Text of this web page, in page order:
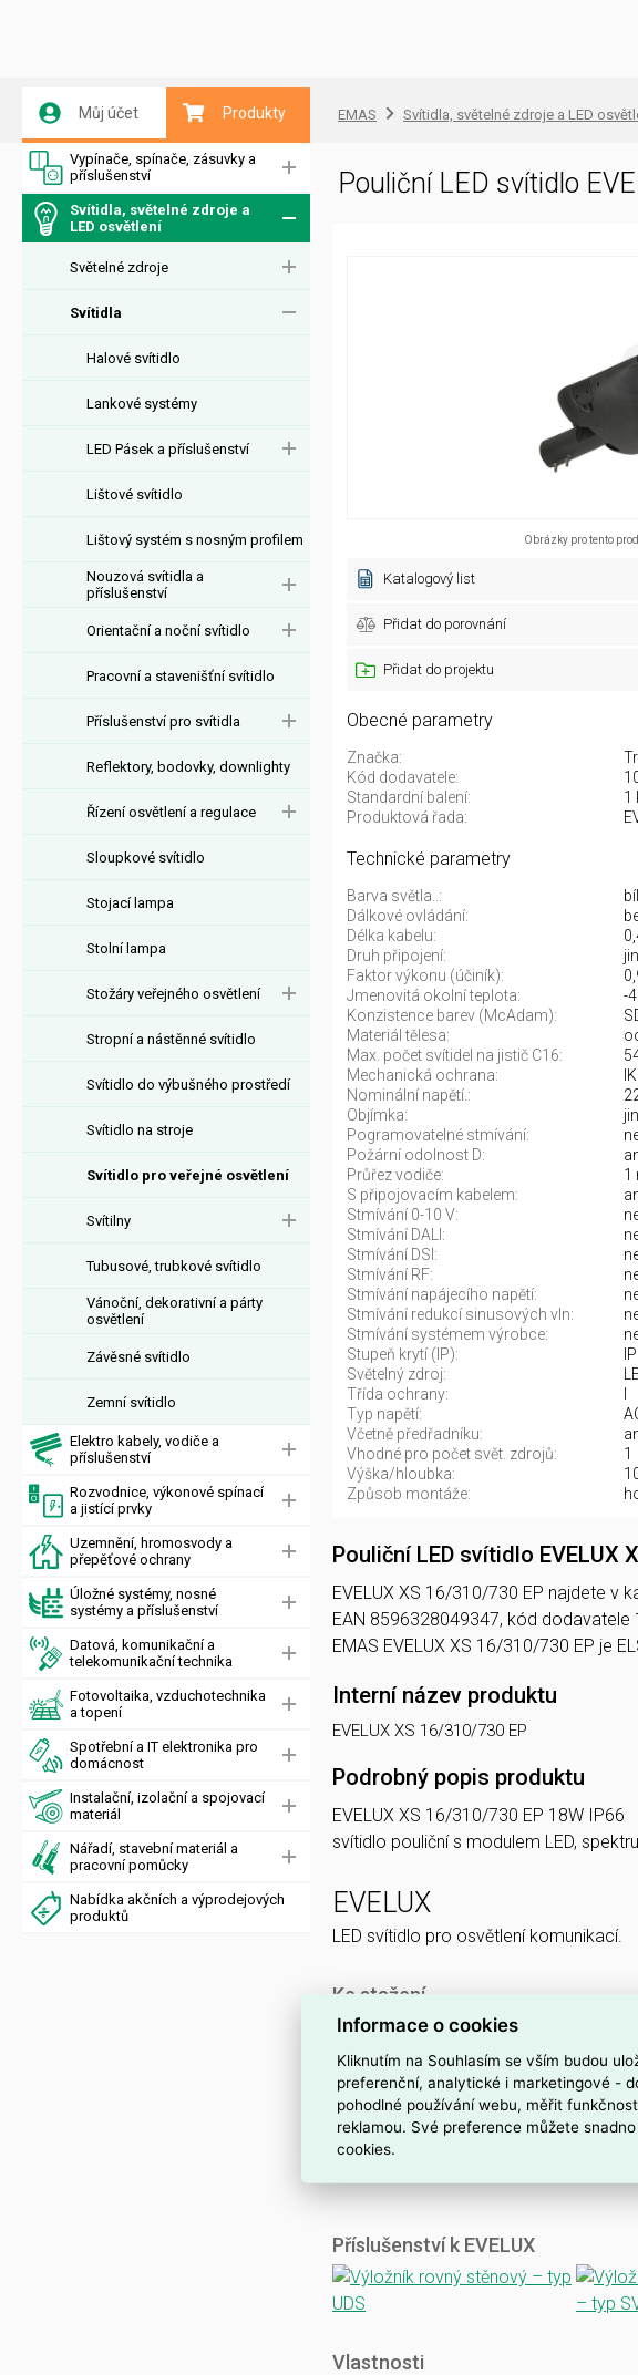
Můj účet Produkty
Vypínače, spínače, zásuvky a
příslušenství
Svítidla, světelné zdroje a
LED osvětlení
Světelné zdroje
Svítidla
Halové svítidlo
Lankové systémy
LED Pásek a příslušenství
Lištové svítidlo
Lištový systém s nosným profilem
Nouzová svítidla a
příslušenství
Orientační a noční svítidlo
Pracovní a stavenišťní svítidlo
Příslušenství pro svítidla
Reflektory, bodovky, downlighty
Řízení osvětlení a regulace
Sloupkové svítidlo
Stojací lampa
Stolní lampa
Stožáry veřejného osvětlení
Stropní a nástěnné svítidlo
Svítidlo do výbušného prostředí
Svítidlo na stroje
Svítidlo pro veřejné osvětlení
Svítilny
Tubusové, trubkové svítidlo
Vánoční, dekorativní a párty
osvětlení
Závěsné svítidlo
Zemní svítidlo
Elektro kabely, vodiče a
příslušenství
Rozvodnice, výkonové spínací
a jistící prvky
Uzemnění, hromosvody a
přepěťové ochrany
Úložné systémy, nosné
systémy a příslušenství
Datová, komunikační a
telekomunikační technika
Fotovoltaika, vzduchotechnika
a topení
Spotřební a IT elektronika pro
domácnost
Instalační, izolační a spojovací
materiál
Nářadí, stavební materiál a
pracovní pomůcky
Nabídka akčních a výprodejových
produktů
EMAS Svítidla, světelné zdroje a LED
Pouliční LED svítidlo
Obrázky pro tento
Katalogový list
Přidat do porovnání
Přidat do projektu
Obecné parametry
Značka:
Kód dodavatele:
Standardní balení:
1
Produktová řada:
Technické parametry
Barva světla..:
Dálkové ovládání:
Délka kabelu:
Druh připojení:
Faktor výkonu (účiník):
Jmenovitá okolní teplota:
-
Konzistence barev (McAdam):
Materiál tělesa:
Max. počet svítidel na jistič C16:
Mechanická ochrana:
Nominální napětí.:
Objímka:
Pogramovatelné stmívání:
Požární odolnost D:
Průřez vodiče:
1
S připojovacím kabelem:
Stmívání 0-10 V:
Stmívání DALI:
Stmívání DSI:
Stmívání RF:
Stmívání napájecího napětí:
Stmívání redukcí sinusových vln:
Stmívání systémem výrobce:
Stupeň krytí (IP):
Světelný zdroj:
Třída ochrany:
Typ napětí:
Včetně předřadníku:
Vhodné pro počet svět. zdrojů:
1
Výška/hloubka:
Způsob montáže:
Pouliční LED svítidlo EVELUX
EVELUX XS 16/310/730 EP najdete v
EAN 8596328049347, kód dodavatele
EMAS EVELUX XS 16/310/730 EP je
Interní název produktu
EVELUX XS 16/310/730 EP
Podrobný popis produktu
EVELUX XS 16/310/730 EP 18W IP66
svítidlo pouliční s modulem LED,
EVELUX
LED svítidlo pro osvětlení komunikací.
Ke stažení
Katalogový list
CE
ENEC
CB
EMC
Ballproof
Příslušenství k EVELUX
Vlastnosti
Informace o cookies
Kliknutím na Souhlasím se vším budou
preferenční, analytické i marketingové -
pohodlné používání webu, měřit
reklamou. Své preference můžete
cookies.